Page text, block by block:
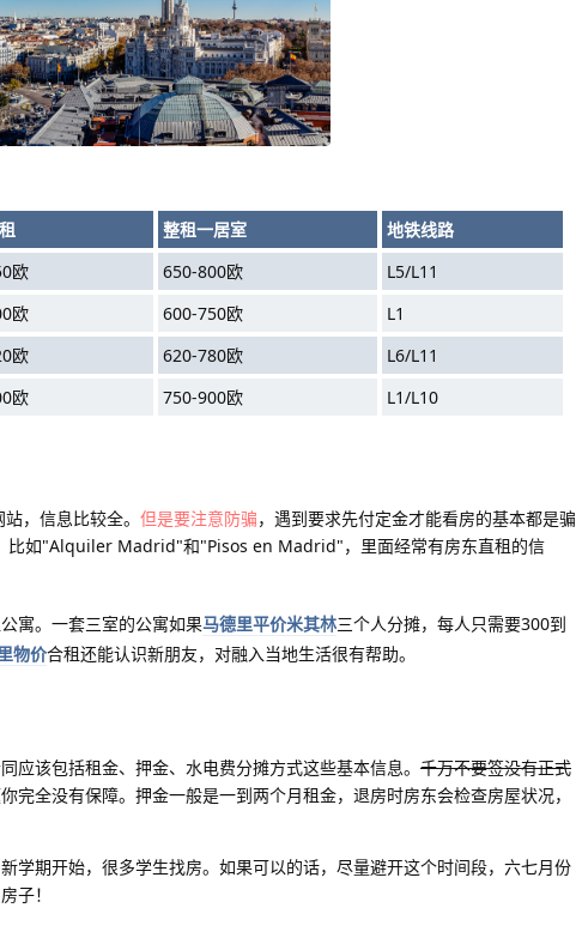
整租一居室
地铁线路
欧 650-800欧
L5/L11
欧 600-750欧
L1
欧 620-780欧
L6/L11
欧 750-900欧 L1/L10
，信息比较全。 但是要注意防骗，遇到要求先付定金才能看房的基本都是骗
比如"Alquiler Madrid"和"Pisos en Madrid"，里面经常有房东直租的信
寓。一套三室的公寓如果马德里平价米其林三个人分摊，每人只需要300到
物价合租还能认识新朋友，对融入当地生活很有帮助。
应该包括租金、押金、水电费分摊方式这些基本信息。 千万不要签没有正式
完全没有保障。押金一般是一到两个月租金，退房时房东会检查房屋状况，
学期开始，很多学生找房。如果可以的话，尽量避开这个时间段，六七月份
子！